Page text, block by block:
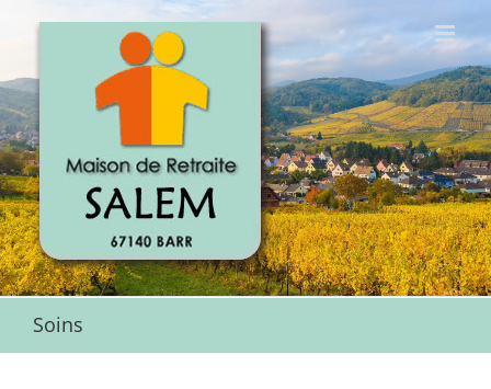
Soins